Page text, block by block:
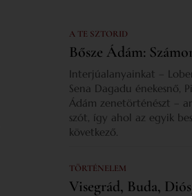
A TE SZTORID
Bősze Ádám:
Interjúalanyainkat –
Sena Dagadu énekesnő,
Ádám zenetörténészt –
szót, így ahol az egyik
következő.
TÖRTÉNELEM
Visegrád, Buda,